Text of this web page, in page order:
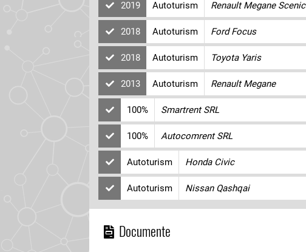
2019 Autoturism Renault Megane Scenic
2018 Autoturism Ford Focus
2018 Autoturism Toyota Yaris
2013 Autoturism Renault Megane
100% Smartrent SRL
100% Autocomrent SRL
Autoturism Honda Civic
Autoturism Nissan Qashqai
Documente